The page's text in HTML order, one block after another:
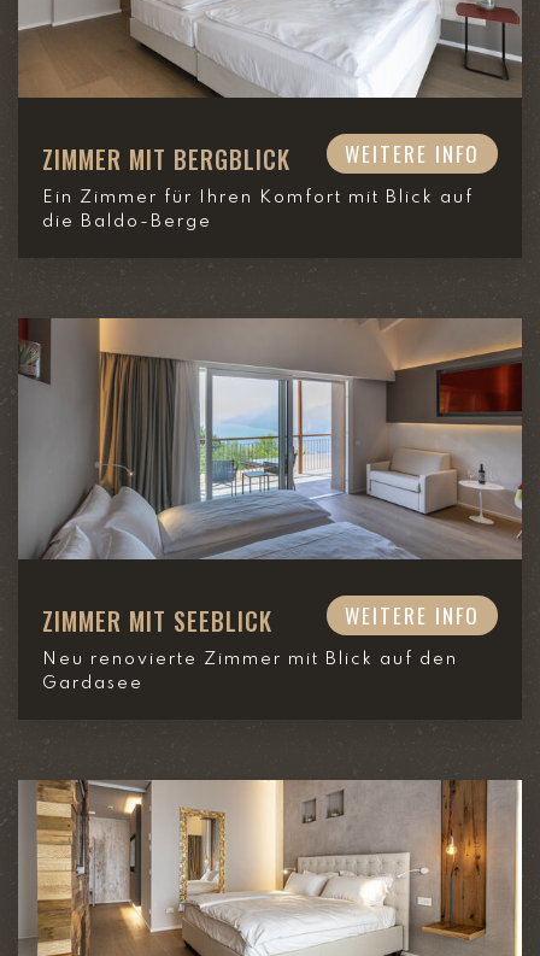
ZIMMER MIT BERGBLICK WEITERE INFO
Ein Zimmer für Ihren Komfort mit Blick auf
die Baldo-Berge
ZIMMER MIT SEEBLICK WEITERE INFO
Neu renovierte Zimmer mit Blick auf den
Gardasee